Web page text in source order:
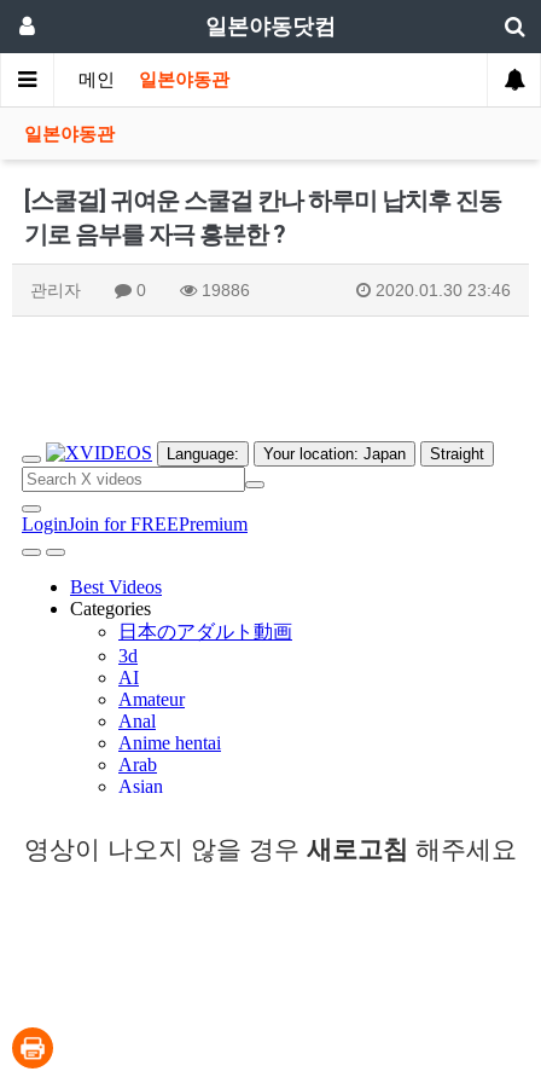
일본야동닷컴
메인 일본야동관
일본야동관
[스쿨걸] 귀여운 스쿨걸 칸나 하루미 납치후 진동
기로 음부를 자극 흥분한 ?
관리자 0 19886 2020.01.30 23:46
영상이 나오지 않을 경우 새로고침 해주세요